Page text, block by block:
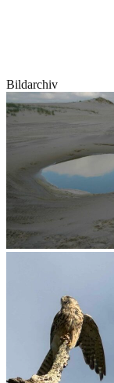
Bildarchiv